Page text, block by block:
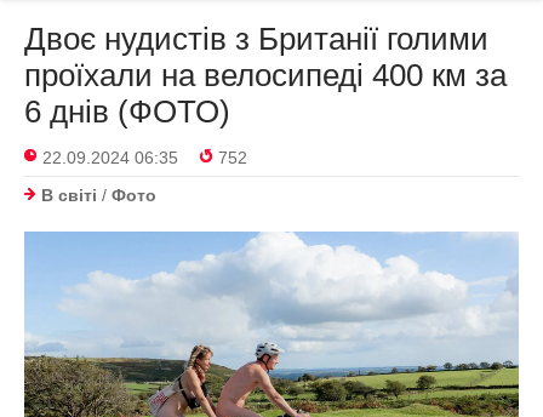
Двоє нудистів з Британії голими
проїхали на велосипеді 400 км за
6 днів (ФОТО)
22.09.2024 06:35
752
В світі / Фото